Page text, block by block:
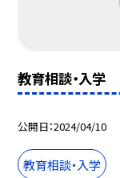
教育相談・入学
公開日 2024/04/10
教育相談・入学